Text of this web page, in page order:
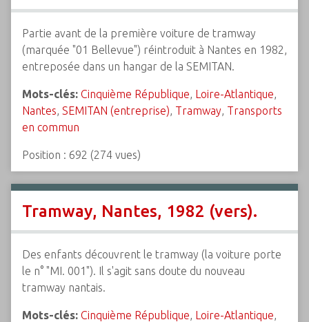
Partie avant de la première voiture de tramway
(marquée "01 Bellevue") réintroduit à Nantes en 1982,
entreposée dans un hangar de la SEMITAN.
Mots-clés: Cinquième République, Loire-Atlantique,
Nantes, SEMITAN (entreprise), Tramway, Transports
en commun
Position : 692 (274 vues)
Tramway, Nantes, 1982 (vers).
Des enfants découvrent le tramway (la voiture porte
le n° "MI. 001"). Il s'agit sans doute du nouveau
tramway nantais.
Mots-clés: Cinquième République, Loire-Atlantique,